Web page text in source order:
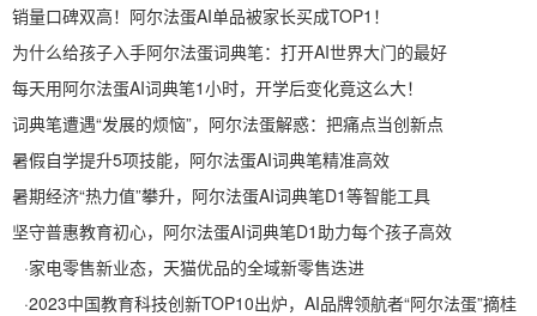
销量口碑双高！阿尔法蛋AI单品被家长买成TOP1！
为什么给孩子入手阿尔法蛋词典笔：打开AI世界大门的最好
每天用阿尔法蛋AI词典笔1小时，开学后变化竟这么大！
词典笔遭遇“发展的烦恼”，阿尔法蛋解惑：把痛点当创新点
暑假自学提升5项技能，阿尔法蛋AI词典笔精准高效
暑期经济“热力值”攀升，阿尔法蛋AI词典笔D1等智能工具
坚守普惠教育初心，阿尔法蛋AI词典笔D1助力每个孩子高效
·家电零售新业态，天猫优品的全域新零售迭进
·2023中国教育科技创新TOP10出炉，AI品牌领航者“阿尔法蛋”摘桂